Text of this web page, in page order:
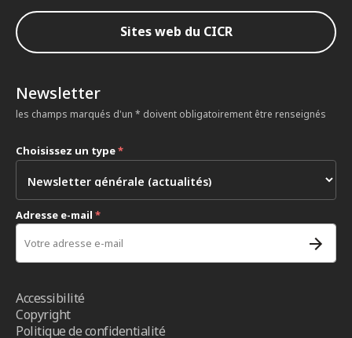
Sites web du CICR
Newsletter
les champs marqués d'un * doivent obligatoirement être renseignés
Choisissez un type*
Adresse e-mail *
Accessibilité
Copyright
Politique de confidentialité